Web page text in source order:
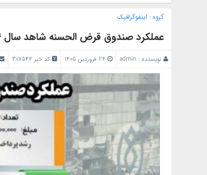
گروه : اینفوگرافیک
عملکرد صندوق قرض الحسنه شاهد سال ۱۴۰۴
نویسنده : admin کد خبر 307544